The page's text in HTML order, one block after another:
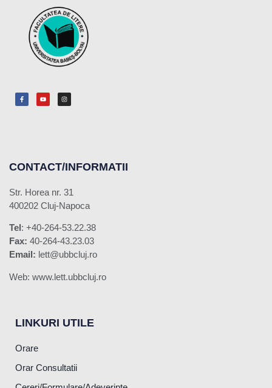
CONTACT/INFORMATII
Str. Horea nr. 31
400202 Cluj-Napoca
Tel: +40-264-53.22.38
Fax: 40-264-43.23.03
Email: lett@ubbcluj.ro
Web: www.lett.ubbcluj.ro
LINKURI UTILE
Orare
Orar Consultatii